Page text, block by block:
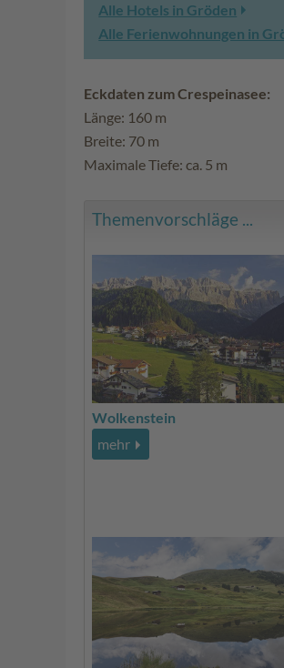
Alle Hotels in Gröden
Alle Ferienwohnungen in
Eckdaten zum Crespeinasee:
Länge: 160 m
Breite: 70 m
Maximale Tiefe: ca. 5 m
Themenvorschläge ...
Wolkenstein
mehr